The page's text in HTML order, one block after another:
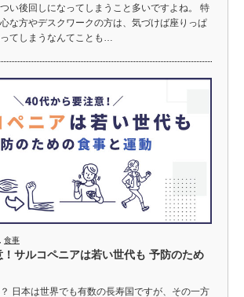
い後回しになってしまうこと多いですよね。 特
な方やデスクワークの方は、気づけば座りっぱ
てしまうなんてことも…
食事
サルコペニアは若い世代も 予防のため
日本は世界でも有数の長寿国ですが、その一方